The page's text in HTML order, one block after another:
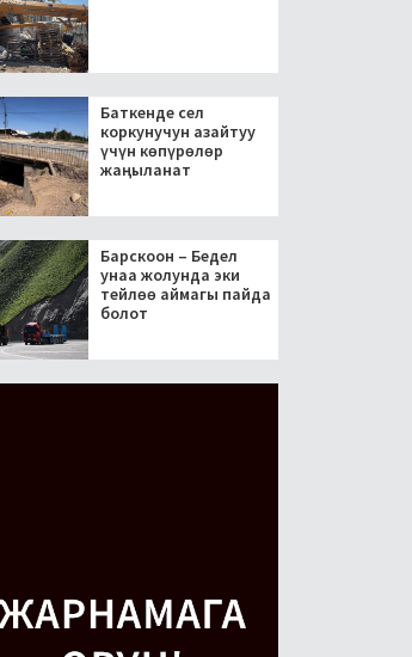
Баткенде сел
коркунучун азайтуу
үчүн көпүрөлөр
жаңыланат
Барскоон – Бедел
унаа жолунда эки
тейлөө аймагы пайда
болот